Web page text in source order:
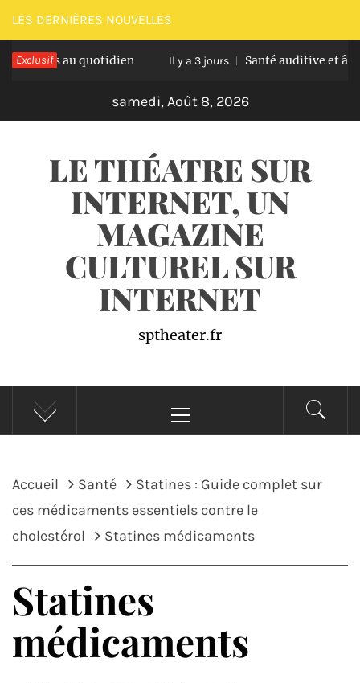
Passer
au
contenu
LES DERNIÈRES NOUVELLES
Exclusif
au quotidien Il y a 3 jours Santé auditive et âge
samedi, Août 8, 2026
LE THÉATRE SUR
INTERNET, UN
MAGAZINE
CULTUREL SUR
INTERNET
sptheater.fr
principal
Accueil Santé
Statines : Guide complet sur
ces médicaments essentiels contre le
cholestérol
Statines médicaments
Statines
médicaments